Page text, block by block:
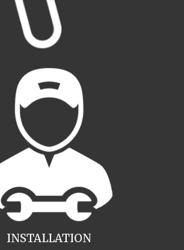
INSTALLATION